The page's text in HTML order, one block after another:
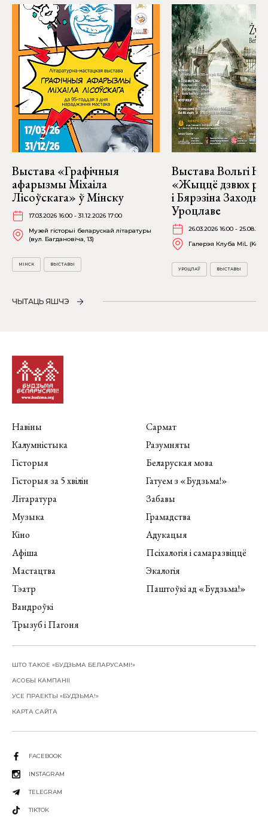
Выстава «Графічныя
афарызмы Міхаіла
Лісоўскага» ў Мінску
17.03.2026 16:00 - 31.12.2026 17:00
Музей гісторыі беларускай літаратуры
(вул. Багдановіча, 13)
МІНСК ВЫСТАВЫ
Выстава Вольгі
«Жыццё дзвюх
і Бярэзіна
Уроцлаве
26.03.2026 16:00 -
Галерэя Клуба MiL
УРОЦЛАЎ ВЫСТАВЫ
ЧЫТАЦЬ ЯШЧЭ
Навіны
Калумністыка
Гісторыя
Гісторыя за 5 хвілін
Літаратура
Музыка
Кіно
Афіша
Мастацтва
Тэатр
Вандроўкі
Трызуб і Пагоня
Сармат
Разумняты
Беларуская мова
Гатуем з «Будзьма!»
Забавы
Грамадства
Адукацыя
Псіхалогія і самаразвіццё
Экалогія
Паштоўкі ад «Будзьма!»
ШТО ТАКОЕ «БУДЗЬМА БЕЛАРУСАМІ!»
АСОБЫ КАМПАНІІ
УСЕ ПРАЕКТЫ «БУДЗЬМА!»
КАРТА САЙТА
FACEBOOK
INSTAGRAM
TELEGRAM
TIKTOK